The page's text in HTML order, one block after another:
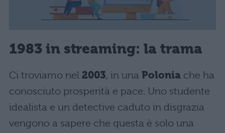
1983 in streaming: la trama
Ci troviamo nel 2003, in una Polonia che ha
conosciuto prosperità e pace. Uno studente
idealista e un detective caduto in disgrazia
vengono a sapere che questa è solo una